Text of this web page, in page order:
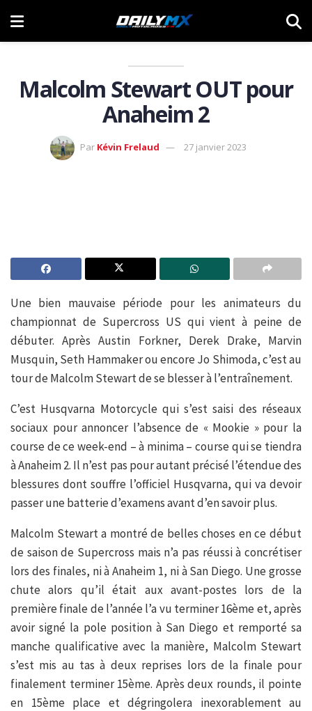
Malcolm Stewart OUT pour
Anaheim 2
Par Kévin Frelaud 27 janvier 2023
Une bien mauvaise période pour les animateurs du
championnat de Supercross US qui vient à peine de
débuter. Après Austin Forkner, Derek Drake, Marvin
Musquin, Seth Hammaker ou encore Jo Shimoda, c’est au
tour de Malcolm Stewart de se blesser à l’entraînement.
C’est Husqvarna Motorcycle qui s’est saisi des réseaux
sociaux pour annoncer l’absence de « Mookie » pour la
course de ce week-end – à minima – course qui se tiendra
à Anaheim 2. Il n’est pas pour autant précisé l’étendue des
blessures dont souffre l’officiel Husqvarna, qui va devoir
passer une batterie d’examens avant d’en savoir plus.
Malcolm Stewart a montré de belles choses en ce début
de saison de Supercross mais n’a pas réussi à concrétiser
lors des finales, ni à Anaheim 1, ni à San Diego. Une grosse
chute alors qu’il était aux avant-postes lors de la
première finale de l’année l’a vu terminer 16ème et, après
avoir signé la pole position à San Diego et remporté sa
manche qualificative avec la manière, Malcolm Stewart
s’est mis au tas à deux reprises lors de la finale pour
finalement terminer 15ème. Après deux rounds, il pointe
en 15ème place et dégringolera inexorablement au